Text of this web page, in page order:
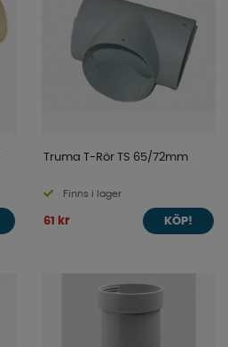
Truma T-Rör TS 65/72mm
Finns i lager
61 kr KÖP!